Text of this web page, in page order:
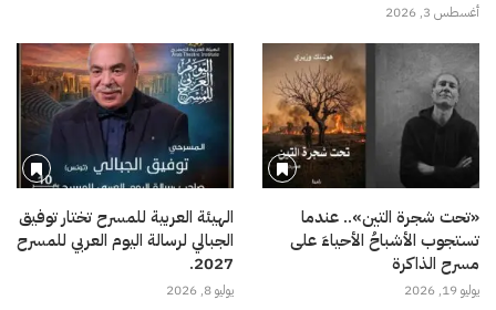
أغسطس 3, 2026
«تحت شجرة التين».. عندما
تستجوب الأشباحُ الأحياءَ على
مسرح الذاكرة
يوليو 19, 2026
الهيئة العربية للمسرح تختار توفيق
الجبالي لرسالة اليوم العربي للمسرح
2027.
يوليو 8, 2026